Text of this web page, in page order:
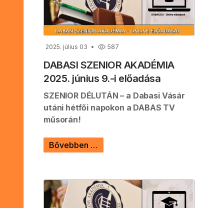
2025. július 03 587
DABASI SZENIOR AKADÉMIA
2025. június 9.-i előadása
SZENIOR DÉLUTÁN – a Dabasi Vásár
utáni hétfői napokon a DABAS TV
műsorán!
Bővebben …